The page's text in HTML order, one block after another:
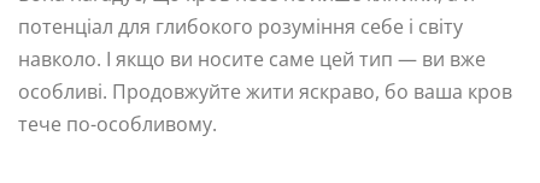
потенціал для глибокого розуміння себе і світу
навколо. І якщо ви носите саме цей тип — ви вже
особливі. Продовжуйте жити яскраво, бо ваша кров
тече по-особливому.